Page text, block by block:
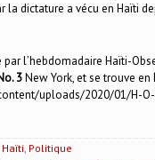
la dictature a vécu en Haïti
l’hebdomadaire Haïti-
3New York, et se trouve en
uploads/2020/01/H-
Haïti, Politique